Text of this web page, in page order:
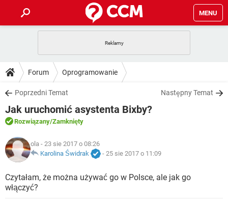
MENU
GRY WHATSAPP
SPOTIFY
INSTAGRAM FACEBOOK
WINDOWS 10
PORADY
PlayStation TIKTOK
SPOTIFY
INSTAGRAM
WINDOWS 10
DO POBRANIA
ANDROID TIKTOK
GRY
IOS
INSTAGRAM
WINDOWS 10
FORUM
COVID-19
GRY WHATSAPP
INSTAGRAM
ARTYKUŁY
COVID-19
GRY WHATSAPP
Forum Oprogramowanie
Poprzedni Temat Następny Temat
Jak uruchomić asystenta Bixby?
Rozwiązany/Zamknięty
ola - 23 sie 2017 o 08:26
Karolina Świdrak
- 25 sie 2017 o 11:09
Czytałam, że można używać go w Polsce, ale jak go
włączyć?